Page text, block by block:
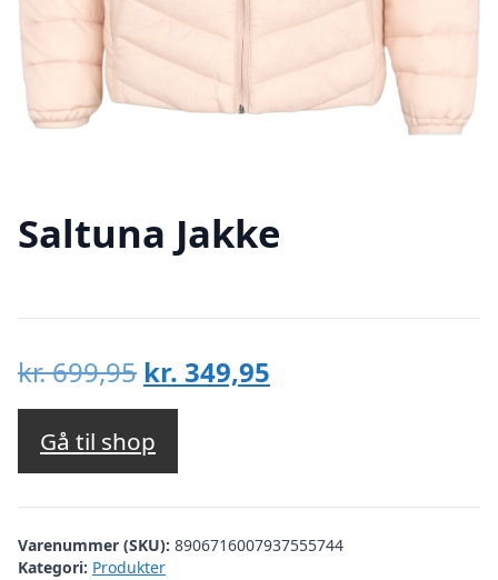
Saltuna Jakke
kr.699,95 Den
oprindelige
pris
var:
kr. 699,95.
kr. 349,95
kr. 349,95.
Gå til shop
Varenummer (SKU): 8906716007937555744
Kategori: Produkter